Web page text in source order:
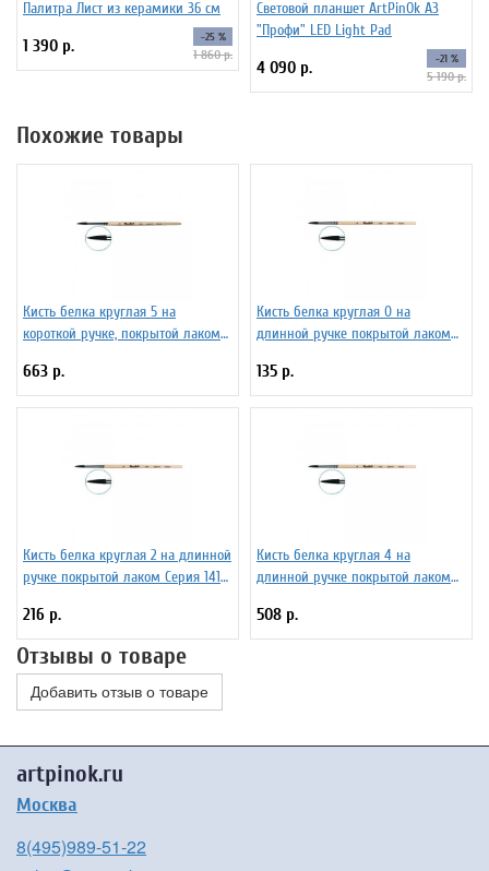
Палитра Лист из керамики 36 см
1 390 р. -25 %
1 860 р.
Световой планшет ArtPinOk А3
"Профи" LED Light Pad
4 090 р. -21 %
5 190 р.
Похожие товары
Кисть белка круглая 5 на
короткой ручке, покрытой лаком
663 р.
Кисть белка круглая 0 на
длинной ручке покрытой лаком
135 р.
Кисть белка круглая 2 на длинной
ручке покрытой лаком Серия 1412
216 р.
Кисть белка круглая 4 на
длинной ручке покрытой лаком
508 р.
Отзывы о товаре
Добавить отзыв о товаре
artpinok.ru
Москва
8(495)989-51-22